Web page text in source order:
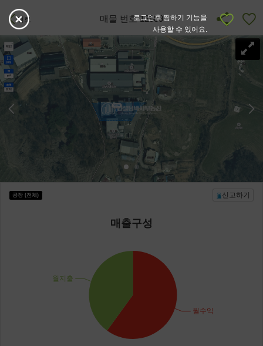
로그인후 찜하기 기능을
사용할 수 있어요.
매물 번호 12589
뒤로
신고하기
공장 (전체)
매출구성